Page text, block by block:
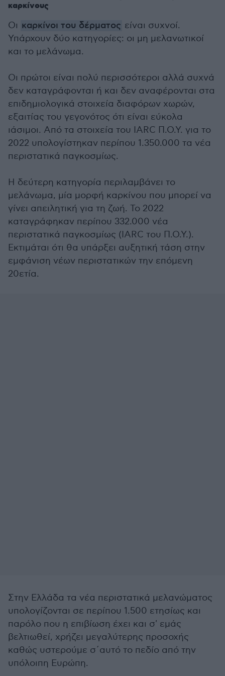
καρκίνους
Οι καρκίνοι του δέρματος είναι συχνοί.
Υπάρχουν δύο κατηγορίες: οι μη μελανωτικοί
και το μελάνωμα.
Οι πρώτοι είναι πολύ περισσότεροι αλλά συχνά
δεν καταγράφονται ή και δεν αναφέρονται στα
επιδημιολογικά στοιχεία διαφόρων χωρών,
εξαιτίας του γεγονότος ότι είναι εύκολα
ιάσιμοι. Από τα στοιχεία του IARC Π.Ο.Υ. για το
2022 υπολογίστηκαν περίπου 1.350.000 τα νέα
περιστατικά παγκοσμίως.
Η δεύτερη κατηγορία περιλαμβάνει το
μελάνωμα, μία μορφή καρκίνου που μπορεί να
γίνει απειλητική για τη ζωή. Το 2022
καταγράφηκαν περίπου 332.000 νέα
περιστατικά παγκοσμίως (IARC του Π.Ο.Υ.).
Εκτιμάται ότι θα υπάρξει αυξητική τάση στην
εμφάνιση νέων περιστατικών την επόμενη
20ετία.
Στην Ελλάδα τα νέα περιστατικά μελανώματος
υπολογίζονται σε περίπου 1.500 ετησίως και
παρόλο που η επιβίωση έχει και σ' εμάς
βελτιωθεί, χρήζει μεγαλύτερης προσοχής
καθώς υστερούμε σ΄αυτό το πεδίο από την
υπόλοιπη Ευρώπη.